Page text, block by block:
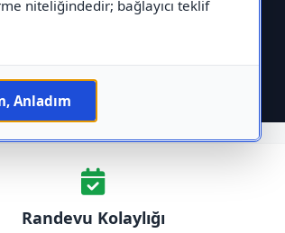
niteliğindedir; bağlayıcı teklif
Anladım
Randevu Kolaylığı